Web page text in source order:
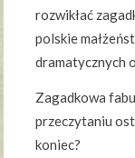
rozwikłać
polskie
dramatycznych
Zagadkowa
przeczytaniu
koniec?